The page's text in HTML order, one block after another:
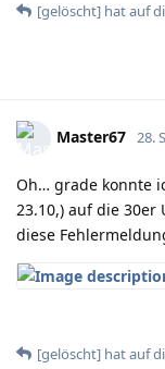
[gelöscht] hatauf
Master67 28.
Oh… grade konnte
23.10,) auf die 30er
diese
[gelöscht] hatauf